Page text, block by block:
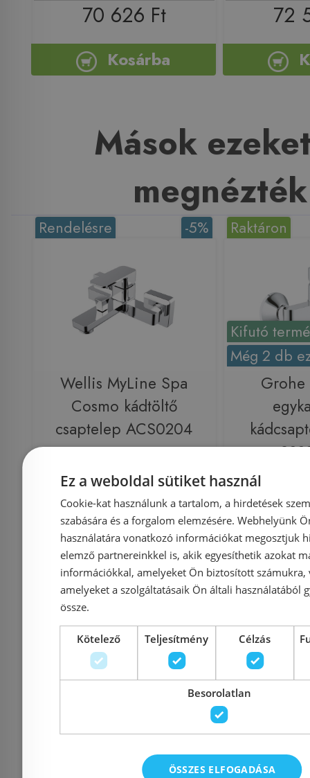
70 626 Ft
Kosárba
72
Mások
megnézték
-5%
Rendelésre
Wellis MyLine Spa
Cosmo kádtöltő
csaptelep ACS0204
Azonosító: 165844
Cikkszám: ACS0204
54 900 Ft52 150 Ft
Kifutó
Még 2 db
Raktáron
Grohe
27 040 Ft
Bemutatóteremben
-34%
Raktáron Raktáron
Ez a weboldal sütiket használ
Cookie-kat használunk a tartalom, a hirdetések
szabására és a forgalom elemzésére. Webhelyünk
használatára vonatkozó információkat megosztjuk
elemző partnereinkkel is, akik egyesíthetik azokat
információkkal, amelyeket Ön biztosított számukra,
amelyeket a szolgáltatásaik Ön általi használatából
össze.
Kötelező Teljesítmény Célzás
Besorolatlan
ÖSSZES ELFOGADÁSA